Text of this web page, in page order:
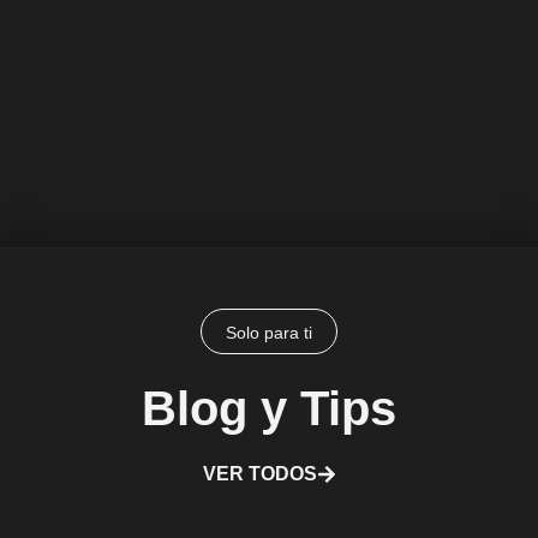
Solo para ti
Blog y Tips
VER TODOS